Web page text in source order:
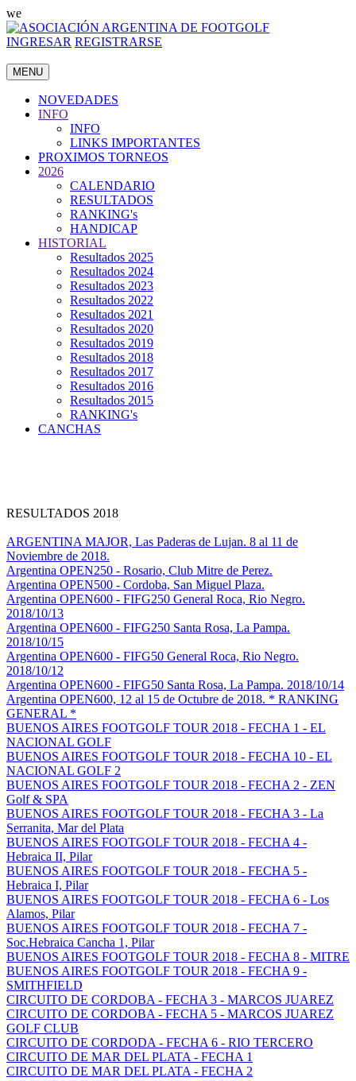
we
INGRESAR REGISTRARSE
MENU
NOVEDADES
INFO
INFO
LINKS IMPORTANTES
PROXIMOS TORNEOS
2026
CALENDARIO
RESULTADOS
RANKING's
HANDICAP
HISTORIAL
Resultados 2025
Resultados 2024
Resultados 2023
Resultados 2022
Resultados 2021
Resultados 2020
Resultados 2019
Resultados 2018
Resultados 2017
Resultados 2016
Resultados 2015
RANKING's
CANCHAS
RESULTADOS 2018
ARGENTINA MAJOR, Las Paderas de Lujan. 8 al 11 de
Noviembre de 2018.
Argentina OPEN250 - Rosario, Club Mitre de Perez.
Argentina OPEN500 - Cordoba, San Miguel Plaza.
Argentina OPEN600 - FIFG250 General Roca, Rio Negro.
2018/10/13
Argentina OPEN600 - FIFG250 Santa Rosa, La Pampa.
2018/10/15
Argentina OPEN600 - FIFG50 General Roca, Rio Negro.
2018/10/12
Argentina OPEN600 - FIFG50 Santa Rosa, La Pampa. 2018/10/14
Argentina OPEN600, 12 al 15 de Octubre de 2018. * RANKING
GENERAL *
BUENOS AIRES FOOTGOLF TOUR 2018 - FECHA 1 - EL
NACIONAL GOLF
BUENOS AIRES FOOTGOLF TOUR 2018 - FECHA 10 - EL
NACIONAL GOLF 2
BUENOS AIRES FOOTGOLF TOUR 2018 - FECHA 2 - ZEN
Golf & SPA
BUENOS AIRES FOOTGOLF TOUR 2018 - FECHA 3 - La
Serranita, Mar del Plata
BUENOS AIRES FOOTGOLF TOUR 2018 - FECHA 4 -
Hebraica II, Pilar
BUENOS AIRES FOOTGOLF TOUR 2018 - FECHA 5 -
Hebraica I, Pilar
BUENOS AIRES FOOTGOLF TOUR 2018 - FECHA 6 - Los
Alamos, Pilar
BUENOS AIRES FOOTGOLF TOUR 2018 - FECHA 7 -
Soc.Hebraica Cancha 1, Pilar
BUENOS AIRES FOOTGOLF TOUR 2018 - FECHA 8 - MITRE
BUENOS AIRES FOOTGOLF TOUR 2018 - FECHA 9 -
SMITHFIELD
CIRCUITO DE CORDOBA - FECHA 3 - MARCOS JUAREZ
CIRCUITO DE CORDOBA - FECHA 5 - MARCOS JUAREZ
GOLF CLUB
CIRCUITO DE CORDODA - FECHA 6 - RIO TERCERO
CIRCUITO DE MAR DEL PLATA - FECHA 1
CIRCUITO DE MAR DEL PLATA - FECHA 2